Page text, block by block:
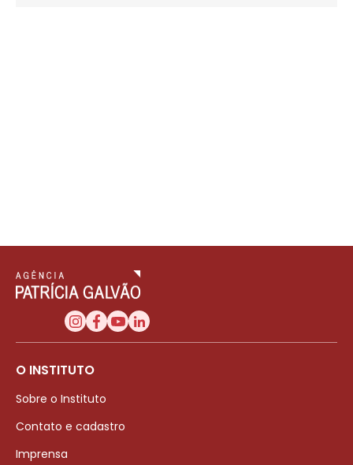
O INSTITUTO
Sobre o Instituto
Contato e cadastro
Imprensa